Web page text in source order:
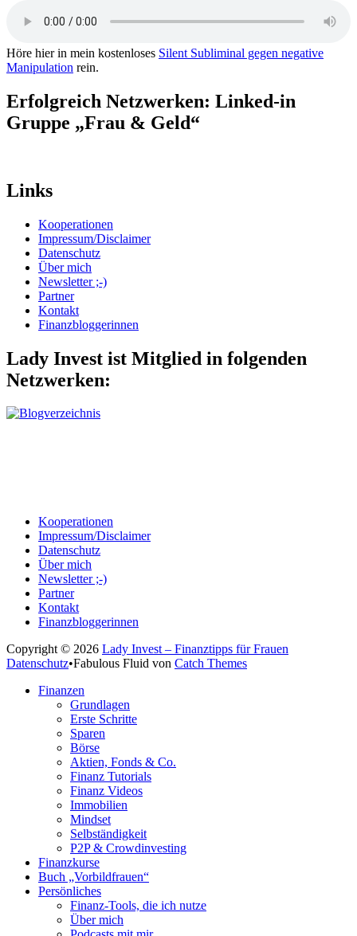
Höre hier in mein kostenloses Silent Subliminal gegen negative
Manipulation rein.
Erfolgreich Netzwerken: Linked-in
Gruppe „Frau & Geld“
Links
Kooperationen
Impressum/Disclaimer
Datenschutz
Über mich
Newsletter ;-)
Partner
Kontakt
Finanzbloggerinnen
Lady Invest ist Mitglied in folgenden
Netzwerken:
Kooperationen
Impressum/Disclaimer
Datenschutz
Über mich
Newsletter ;-)
Partner
Kontakt
Finanzbloggerinnen
Copyright © 2026 Lady Invest – Finanztipps für Frauen
Datenschutz•Fabulous Fluid von Catch Themes
oben
Finanzen
Grundlagen
Erste Schritte
Sparen
Börse
Aktien, Fonds & Co.
Finanz Tutorials
Finanz Videos
Immobilien
Mindset
Selbständigkeit
P2P & Crowdinvesting
Finanzkurse
Buch „Vorbildfrauen“
Persönliches
Finanz-Tools, die ich nutze
Über mich